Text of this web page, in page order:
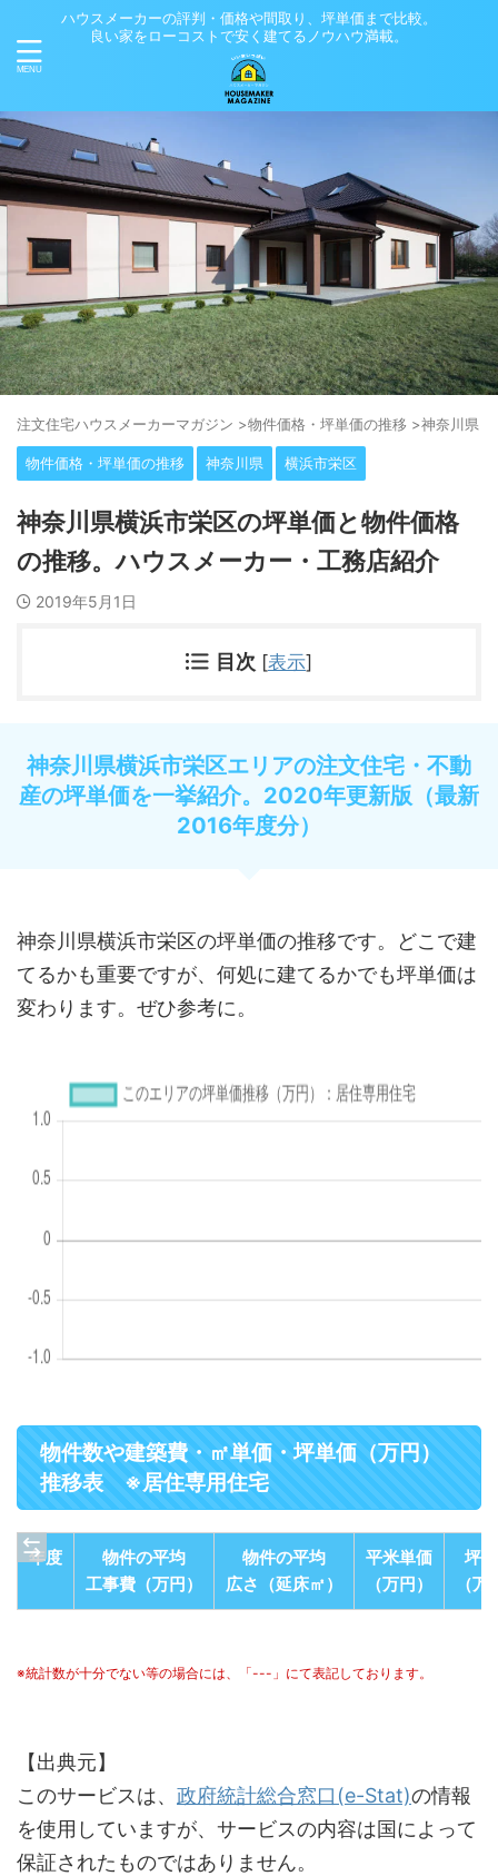
ハウスメーカーの評判・価格や間取り、坪単価まで比較。
良い家をローコストで安く建てるノウハウ満載。
注⽂住宅ハウスメーカーマガジン >物件価格・坪単価の推移 >神奈川県
物件価格・坪単価の推移 神奈川県 横浜市栄区
神奈川県横浜市栄区の坪単価と物件価格
の推移。ハウスメーカー・工務店紹介
2019年5月1日
目次 [表示]
神奈川県横浜市栄区エリアの注文住宅・不動
産の坪単価を一挙紹介。2020年更新版（最新
2016年度分）
神奈川県横浜市栄区の坪単価の推移です。どこで建
てるかも重要ですが、何処に建てるかでも坪単価は
変わります。ぜひ参考に。
物件数や建築費・㎡単価・坪単価（万円）
推移表 ※居住専用住宅
年度
物件の平均
工事費（万円）
物件の平均
広さ（延床㎡）
平米単価
（万円）
坪
（万
※統計数が十分でない等の場合には、「---」にて表記しております。
【出典元】
このサービスは、 政府統計総合窓口(e-Stat)の情報
を使用していますが、サービスの内容は国によって
保証されたものではありません。